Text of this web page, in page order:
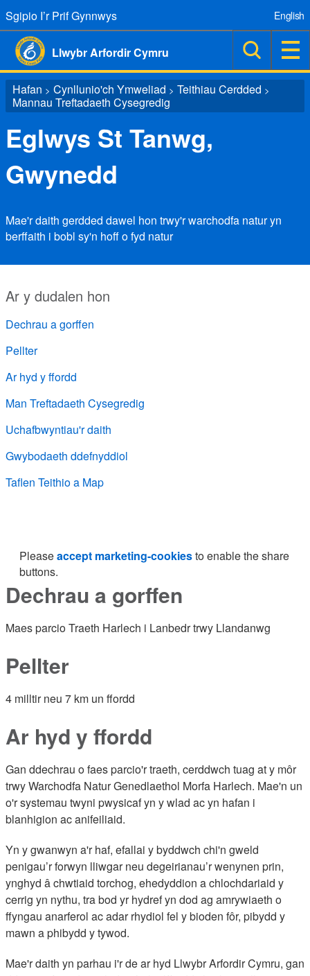
Sgipio I’r Prif Gynnwys
Llwybr Arfordir Cymru
English
Hafan > Cynllunio'ch Ymweliad > Teithiau Cerdded >
Mannau Treftadaeth Cysegredig
Eglwys St Tanwg,
Gwynedd
Mae'r daith gerdded dawel hon trwy'r warchodfa natur yn
berffaith i bobl sy'n hoff o fyd natur
Ar y dudalen hon
Dechrau a gorffen
Pellter
Ar hyd y ffordd
Man Treftadaeth Cysegredig
Uchafbwyntiau'r daith
Gwybodaeth ddefnyddiol
Taflen Teithio a Map
Pleaseaccept marketing-cookiesto enable the share
buttons.
Dechrau a gorffen
Maes parcio Traeth Harlech i Lanbedr trwy Llandanwg
Pellter
4 milltir neu 7 km un ffordd
Ar hyd y ffordd
Gan ddechrau o faes parcio'r traeth, cerddwch tuag at y môr
trwy Warchodfa Natur Genedlaethol Morfa Harlech. Mae'n un
o'r systemau twyni pwysicaf yn y wlad ac yn hafan i
blanhigion ac anifeiliaid.
Yn y gwanwyn a'r haf, efallai y byddwch chi'n gweld
penigau’r forwyn lliwgar neu degeirianau’r wenynen prin,
ynghyd â chwtiaid torchog, ehedyddion a chlochdariaid y
cerrig yn nythu, tra bod yr hydref yn dod ag amrywiaeth o
ffyngau anarferol ac adar rhydiol fel y bioden fôr, pibydd y
mawn a phibydd y tywod.
Mae'r daith yn parhau i'r de ar hyd Llwybr Arfordir Cymru, gan